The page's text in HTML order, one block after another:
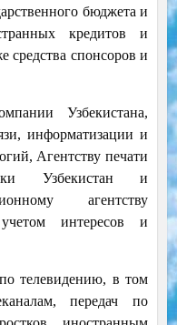
бюджета и
кредитов и
средства спонсоров и
Узбекистана,
информатизации и
Агентству печати
Узбекистан и
агентству
интересов и
телевидению, в том
передач по